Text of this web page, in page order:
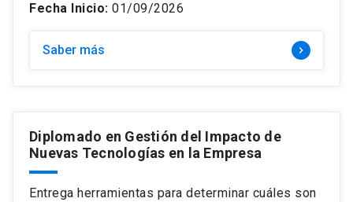
Fecha Inicio: 01/09/2026
Saber más keyboard_arrow_right
Diplomado en Gestión del Impacto de
Nuevas Tecnologías en la Empresa
Entrega herramientas para determinar cuáles son